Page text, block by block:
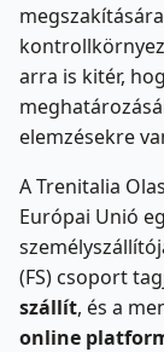
arra is kitér,
elemzésekre
A Trenitalia
Európai Unió
(FS) csoport
szállít, és a
online